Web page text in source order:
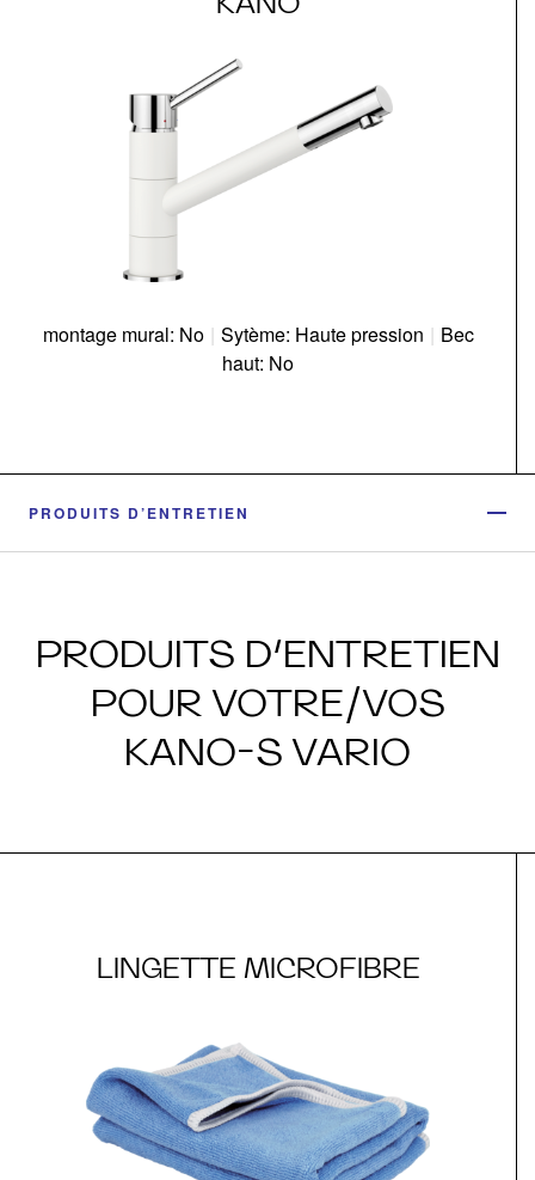
montage mural: No | Sytème: Haute pression | Bec
haut: No
PRODUITS D’ENTRETIEN
PRODUITS D’ENTRETIEN
POUR VOTRE/VOS
KANO-S VARIO
LINGETTE MICROFIBRE